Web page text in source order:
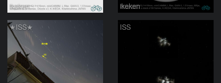
ikeken ikeken
★ISS★ ISS